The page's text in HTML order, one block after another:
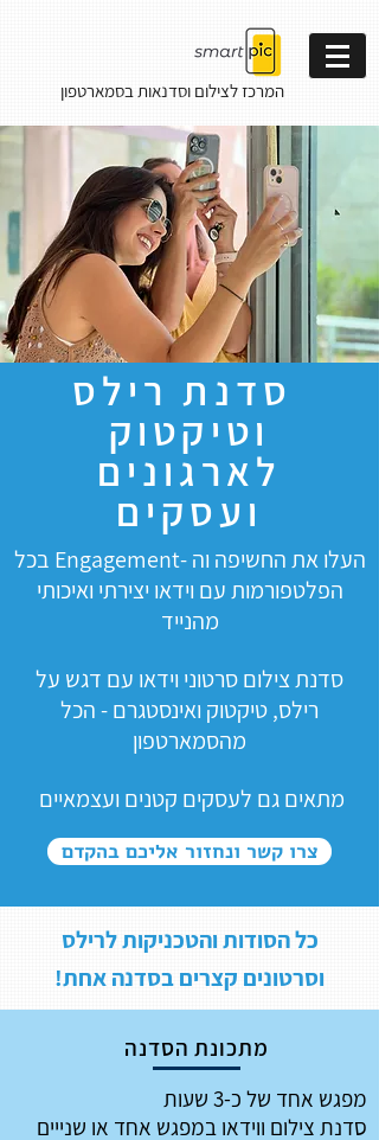
המרכז לצילום וסדנאותבסמארטפון
סדנת רילס
וטיקטוק
לארגונים
ועסקים
העלו את החשיפה וה -Engagement בכל
הפלטפורמות עם וידאו יצירתי ואיכותי
מהנייד
סדנת צילום סרטוני וידאו עם דגש על
רילס, טיקטוק ואינסטגרם - הכל
מהסמארטפון
מתאים גם לעסקים קטנים ועצמאיים
צרו קשר ונחזור אליכם בהקדם
כל הסודות והטכניקות לרילס
וסרטונים קצרים בסדנה אחת!
מתכונת הסדנה
מפגש אחד של כ-3 שעות
סדנת צילום ווידאו במפגש אחד או שנייים